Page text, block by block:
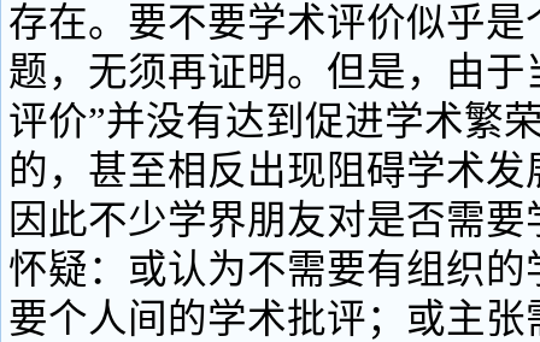
存在。要不要学术评价似乎是
题，无须再证明。但是，由于
评价”并没有达到促进学术繁
的，甚至相反出现阻碍学术
因此不少学界朋友对是否需
怀疑：或认为不需要有组织
要个人间的学术批评；或主